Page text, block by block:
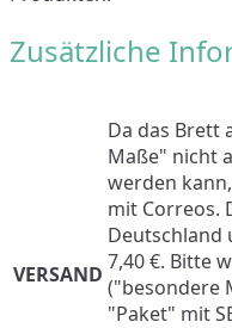
Zusätzliche
VERSAND
Da das Brett
Maße" nicht
werden
mit Correos.
Deutschland
7,40 €. Bitte
("besondere
"Paket" mit